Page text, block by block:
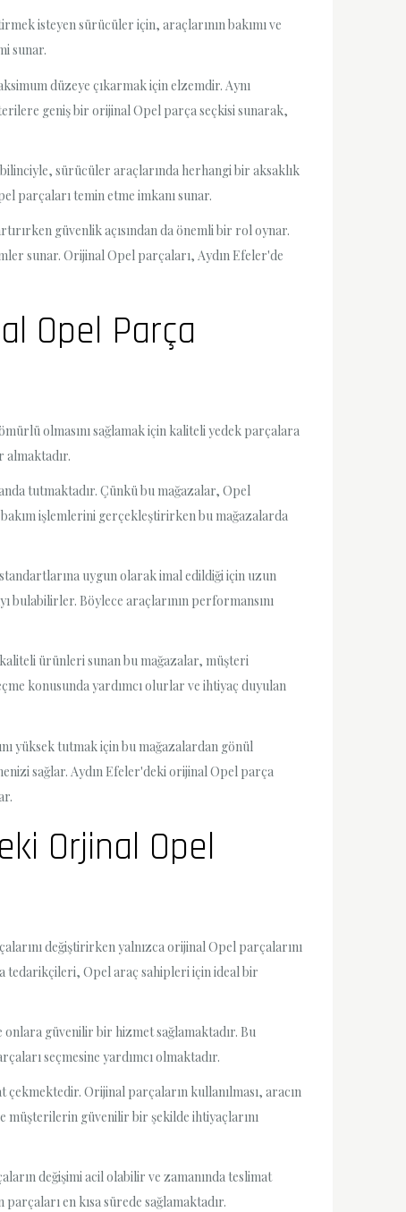
isteyen sürücüler için, araçlarının bakımı ve
sunar.
düzeye çıkarmak için elzemdir. Aynı
geniş bir orijinal Opel parça seçkisi sunarak,
sürücüler araçlarında herhangi bir aksaklık
parçaları temin etme imkanı sunar.
güvenlik açısından da önemli bir rol oynar.
sunar. Orijinal Opel parçaları, Aydın Efeler'de
Opel Parça
olmasını sağlamak için kaliteli yedek parçalara
almaktadır.
tutmaktadır. Çünkü bu mağazalar, Opel
bakım işlemlerini gerçekleştirirken bu mağazalarda
uygun olarak imal edildiği için uzun
Böylece araçlarının performansını
ürünleri sunan bu mağazalar, müşteri
konusunda yardımcı olurlar ve ihtiyaç duyulan
yüksek tutmak için bu mağazalardan gönül
sağlar. Aydın Efeler'deki orijinal Opel parça
Orjinal Opel
değiştirirken yalnızca orijinal Opel parçalarını
tedarikçileri, Opel araç sahipleri için ideal bir
güvenilir bir hizmet sağlamaktadır. Bu
seçmesine yardımcı olmaktadır.
Orijinal parçaların kullanılması, aracın
müşterilerin güvenilir bir şekilde ihtiyaçlarını
değişimi acil olabilir ve zamanında teslimat
en kısa sürede sağlamaktadır.